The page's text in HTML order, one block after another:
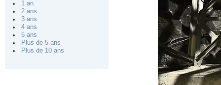
1 an
2 ans
3 ans
4 ans
5 ans
Plus de 5 ans
Plus de 10 ans